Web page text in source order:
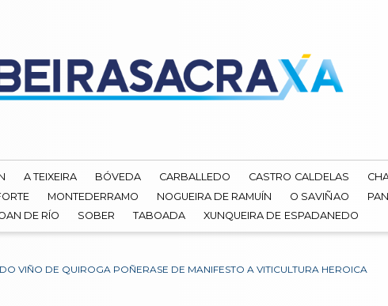
A TEIXEIRA BÓVEDA CARBALLEDO CASTRO CALDELAS
MONTEDERRAMO NOGUEIRA DE RAMUÍN O SAVIÑAO
DE RÍO SOBER TABOADA XUNQUEIRA DE ESPADANEDO
VIÑO DE QUIROGA POÑERASE DE MANIFESTO A VITICULTURA HEROICA